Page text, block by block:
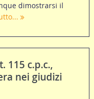
dimostrarsi il
115 c.p.c.,
nei giudizi